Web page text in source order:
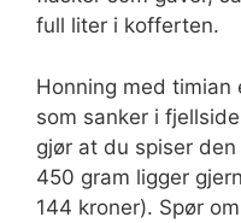
full liter i kofferten.
Honning med timian
som sanker i
gjør at du spiser
450 gram ligger
144 kroner). Spør